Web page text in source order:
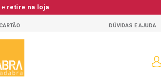
e retire na loja
DÚVIDAS E AJUDA